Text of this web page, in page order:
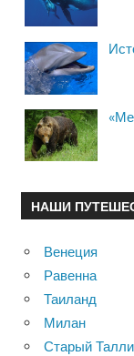
НАШИ
Венеция
Равенна
Таиланд
Милан
Старый